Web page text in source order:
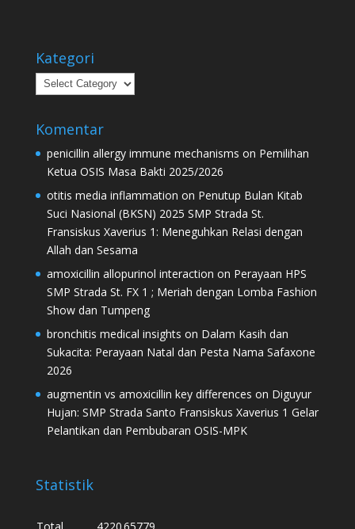
Kategori
Kategori
Komentar
penicillin allergy immune mechanisms on Pemilihan
Ketua OSIS Masa Bakti 2025/2026
otitis media inflammation on Penutup Bulan Kitab
Suci Nasional (BKSN) 2025 SMP Strada St.
Fransiskus Xaverius 1: Meneguhkan Relasi dengan
Allah dan Sesama
amoxicillin allopurinol interaction on Perayaan HPS
SMP Strada St. FX 1 ; Meriah dengan Lomba Fashion
Show dan Tumpeng
bronchitis medical insights on Dalam Kasih dan
Sukacita: Perayaan Natal dan Pesta Nama Safaxone
2026
augmentin vs amoxicillin key differences on Diguyur
Hujan: SMP Strada Santo Fransiskus Xaverius 1 Gelar
Pelantikan dan Pembubaran OSIS-MPK
Statistik